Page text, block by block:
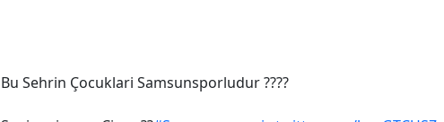
Bu Sehrin Çocuklari Samsunsporludur ????